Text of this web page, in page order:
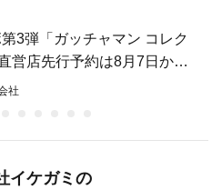
3弾「ガッチャマン コレク
営店先行予約は8月7日から
社
イケガミの